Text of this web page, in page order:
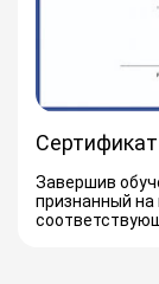
Сертификат
Завершив
признанный на